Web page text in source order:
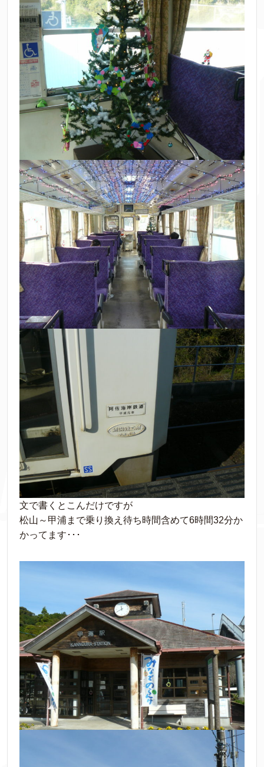
文で書くとこんだけですが
松山～甲浦まで乗り換え待ち時間含めて6時間32分か
かってます･･･